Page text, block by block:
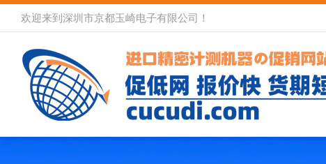
欢迎来到深圳市京都玉崎电子有限公司！